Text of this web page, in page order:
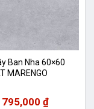
Ban Nha 60×60
MARENGO
795,000 ₫